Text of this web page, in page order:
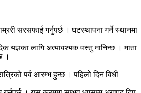
सरसफाई गर्नुपर्छ । घटस्थापना गर्ने स्थानमा
यज्ञका लागि अत्यावश्यक वस्तु मानिन्छ । माता
।
पर्व आरम्भ हुन्छ । पहिलो दिन विधी